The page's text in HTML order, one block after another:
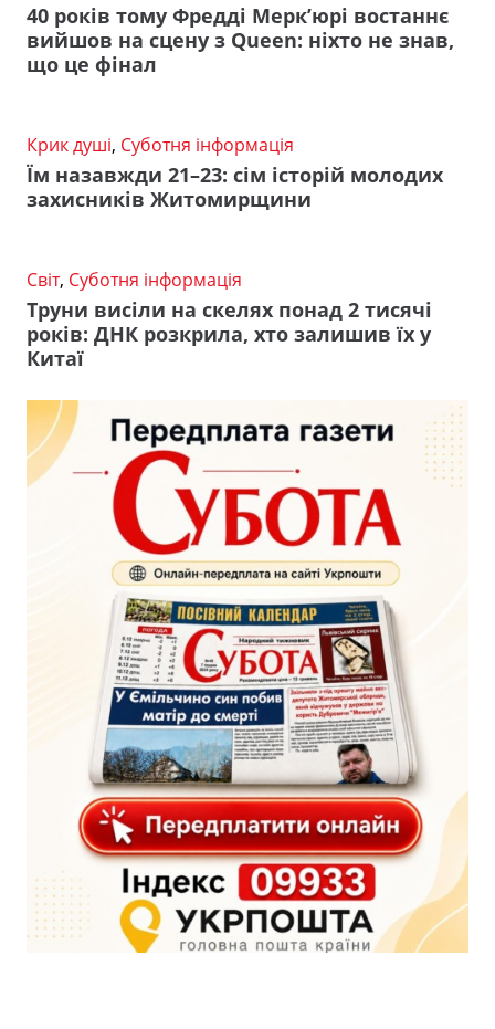
40 років тому Фредді Мерк’юрі востаннє
вийшов на сцену з Queen: ніхто не знав,
що це фінал
Крик душі, Суботня інформація
Їм назавжди 21–23: сім історій молодих
захисників Житомирщини
Світ, Суботня інформація
Труни висіли на скелях понад 2 тисячі
років: ДНК розкрила, хто залишив їх у
Китаї